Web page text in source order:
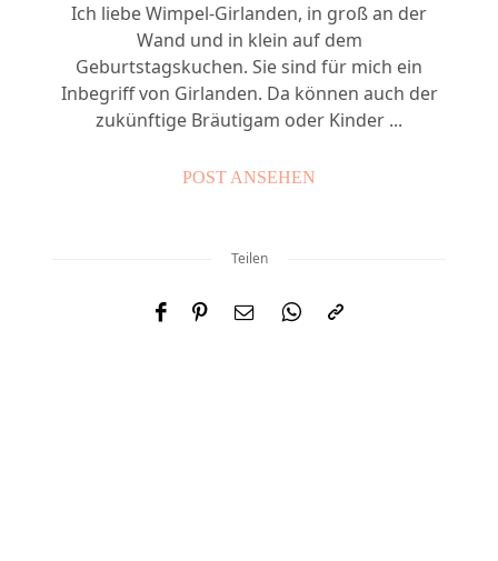
Ich liebe Wimpel-Girlanden, in groß an der
Wand und in klein auf dem
Geburtstagskuchen. Sie sind für mich ein
Inbegriff von Girlanden. Da können auch der
zukünftige Bräutigam oder Kinder ...
POST ANSEHEN
Teilen